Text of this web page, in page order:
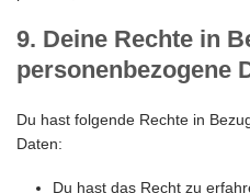
9. Deine Rechte in
personenbezogene
Du hast folgende Rechte in
Daten:
Du hast das Recht zu